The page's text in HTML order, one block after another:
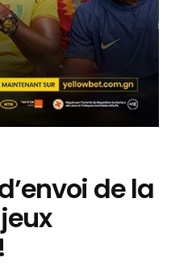
de la